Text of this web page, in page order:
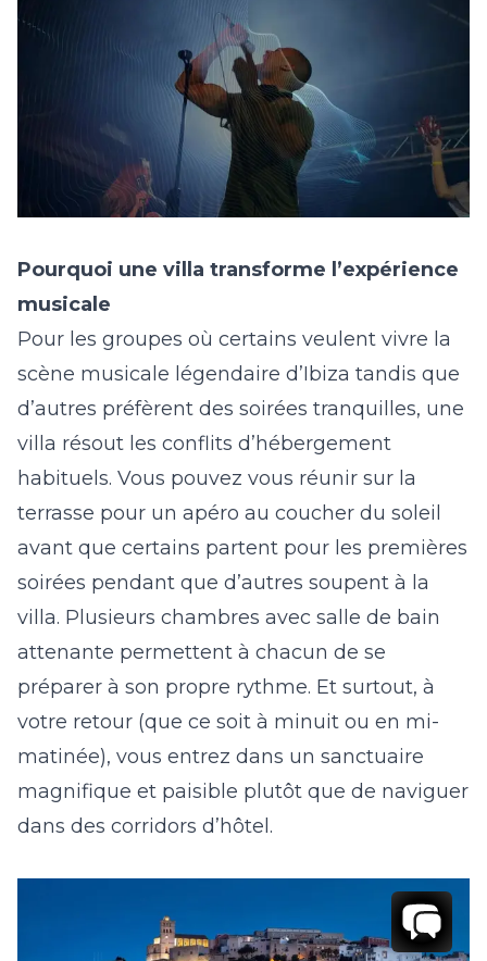
Pourquoi une villa transforme l’expérience
musicale
Pour les groupes où certains veulent vivre la
scène musicale légendaire d’Ibiza tandis que
d’autres préfèrent des soirées tranquilles, une
villa résout les conflits d’hébergement
habituels. Vous pouvez vous réunir sur la
terrasse pour un apéro au coucher du soleil
avant que certains partent pour les premières
soirées pendant que d’autres soupent à la
villa. Plusieurs chambres avec salle de bain
attenante permettent à chacun de se
préparer à son propre rythme. Et surtout, à
votre retour (que ce soit à minuit ou en mi-
matinée), vous entrez dans un sanctuaire
magnifique et paisible plutôt que de naviguer
dans des corridors d’hôtel.